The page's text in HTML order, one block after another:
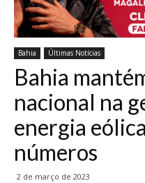
Bahia Últimas Notícias
Bahia
nacional na
energia
números
2 de março de 2023